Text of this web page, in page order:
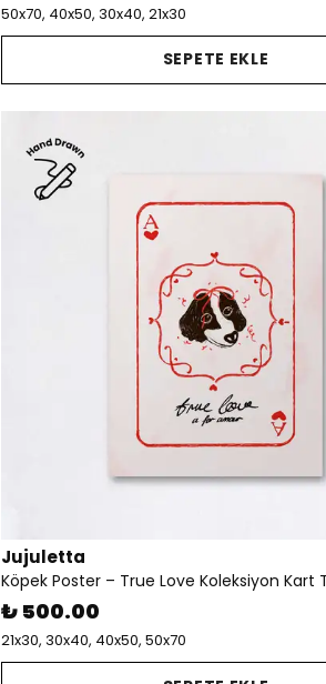
50x70, 40x50, 30x40, 21x30
SEPETE EKLE
Jujuletta
Köpek Poster – True Love Koleksiyon Kart
₺ 500.00
21x30, 30x40, 40x50, 50x70